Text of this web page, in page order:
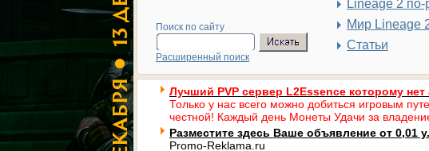
Поиск по сайту
Расширенный поиск
Lineage 2 по-
Мир Lineage
Статьи
Лучший PVP сервер L2Essence которому нет
Только у нас всего можно добиться игровым
честной! Каждый день Монеты Удачи за
Разместите здесь Ваше объявление от 0,01
Promo-Reklama.ru